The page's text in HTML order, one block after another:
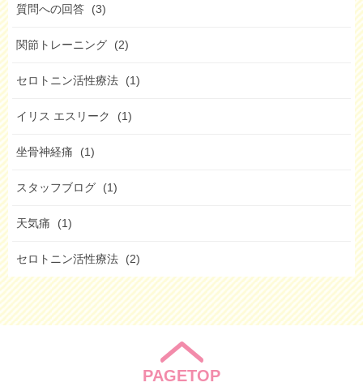
質問への回答 (3)
関節トレーニング (2)
セロトニン活性療法 (1)
イリス エスリーク (1)
坐骨神経痛 (1)
スタッフブログ (1)
天気痛 (1)
セロトニン活性療法 (2)
PAGETOP